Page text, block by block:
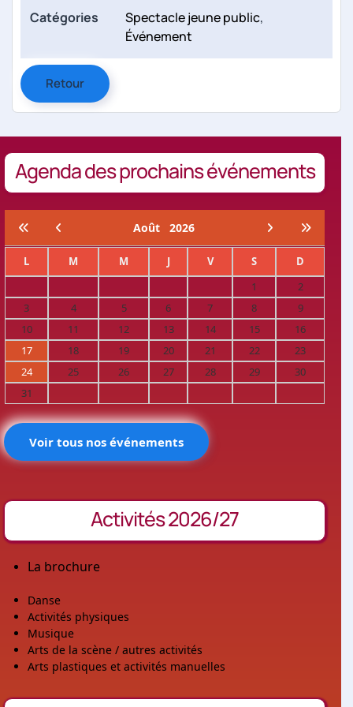
Catégories Spectacle jeune public,
Événement
Retour
Agenda des prochains événements
Août 2026
L M M J V S
D
1
2
3
4 5 6 7 8
9
10
11 12 13 14 15
16
17
18 19 20 21 22
23
24
25 26 27 28 29
30
31
Voir tous nos événements
Activités 2026/27
La brochure
Danse
Activités physiques
Musique
Arts de la scène / autres activités
Arts plastiques et activités manuelles